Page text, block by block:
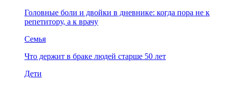
Головные боли и двойки в дневнике: когда пора не к
репетитору, а к врачу
Семья
Что держит в браке людей старше 50 лет
Дети